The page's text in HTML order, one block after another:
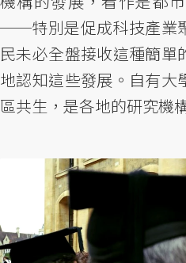
──特別是促成科技產業
民未必全盤接收這種簡單
地認知這些發展。自有大
區共生，是各地的研究機